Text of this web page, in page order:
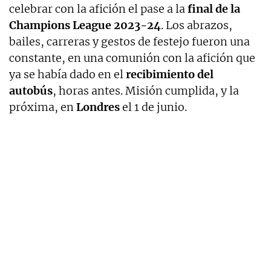
celebrar con la afición el pase a lafinal de la
Champions League 2023-24. Los abrazos,
bailes, carreras y gestos de festejo fueron una
constante, en una comunión con la afición que
ya se había dado en elrecibimiento del
autobús, horas antes. Misión cumplida, y la
próxima, enLondresel 1 de junio.